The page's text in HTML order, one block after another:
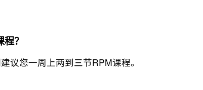
？
议您一周上两到三节RPM课程。